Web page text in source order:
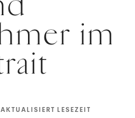
im
AKTUALISIERT LESEZEIT